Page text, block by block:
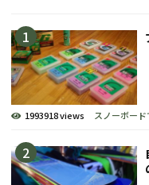
1993918 views スノーボー